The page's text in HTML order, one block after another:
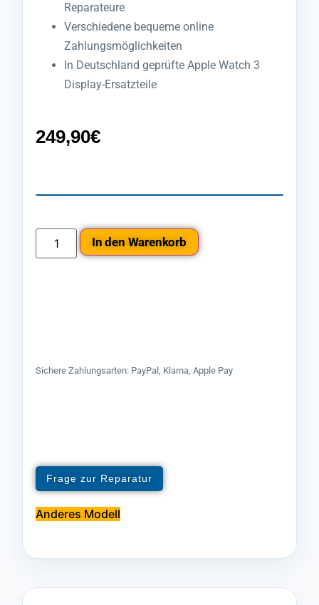
Reparateure
Verschiedene bequeme online
Zahlungsmöglichkeiten
In Deutschland geprüfte Apple Watch 3
Display-Ersatzteile
249,90€
In den Warenkorb
Sichere Zahlungsarten: PayPal, Klarna, Apple Pay
Frage zur Reparatur
Anderes Modell